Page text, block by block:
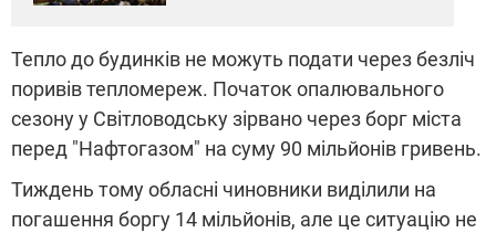
Тепло до будинків не можуть подати через безліч
поривів тепломереж. Початок опалювального
сезону у Світловодську зірвано через борг міста
перед "Нафтогазом" на суму 90 мільйонів гривень.
Тиждень тому обласні чиновники виділили на
погашення боргу 14 мільйонів, але це ситуацію не